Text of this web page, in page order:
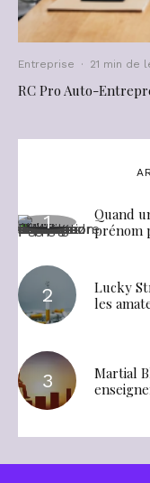
Entreprise · 21 min de
RC Pro Auto-
Quand
prénom
Lucky
les
Martial